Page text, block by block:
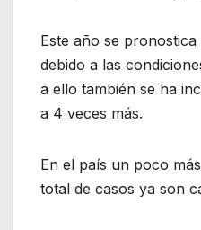
Este año se
debido a las
a ello también se ha
a 4 veces más.
En el país un poco
total de casos ya son